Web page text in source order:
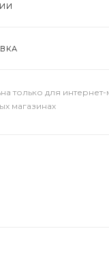
только для
магазинах